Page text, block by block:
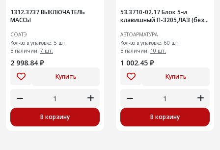
1312.3737 ВЫКЛЮЧАТЕЛЬ
МАССЫ
СОАТЭ
Кол-во в упаковке: 5 шт.
В наличии: 7 шт.
2 998.84 ₽
Купить
В корзину
53.3710-02.17 Блок 5-и
клавишный П-3205,ЛАЗ (без
АВТОАРМАТУРА
Кол-во в упаковке: 60 шт.
В наличии: 10 шт.
1 002.45 ₽
Купить
В корзину